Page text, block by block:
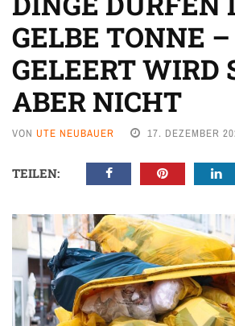
GELBE TONNE
GELEERT WIRD
ABER NICHT
VON UTE NEUBAUER 17. DEZEMBER
TEILEN: